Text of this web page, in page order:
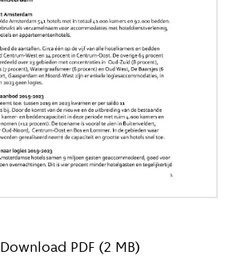
Download PDF (2 MB)